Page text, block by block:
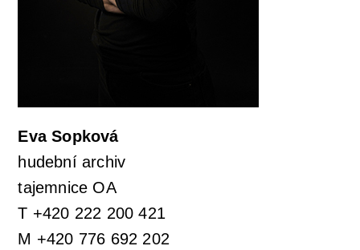
Eva Sopková
hudební archiv
tajemnice OA
T +420 222 200 421
M +420 776 692 202